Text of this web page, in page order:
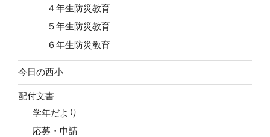
４年生防災教育
５年生防災教育
６年生防災教育
今日の西小
配付文書
学年だより
応募・申請